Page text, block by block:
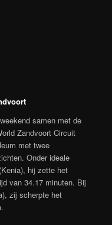
samen met de
Zandvoort Circuit
met twee
Onder ideale
hij zette het
van 34.17 minuten. Bij
zij scherpte het